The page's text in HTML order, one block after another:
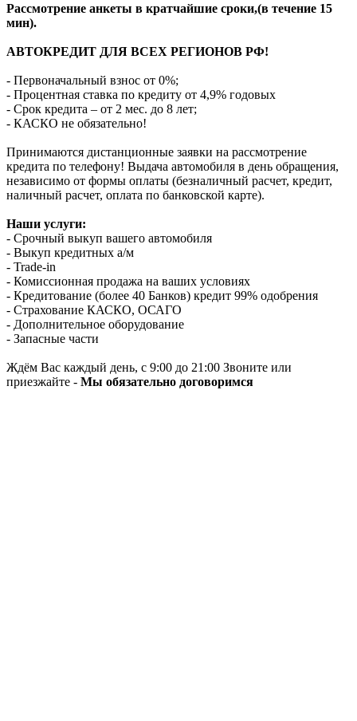
Рассмотрение анкеты в кратчайшие сроки,(в течение 15
мин).
АВТОКРЕДИТ ДЛЯ ВСЕХ РЕГИОНОВ РФ!
- Первоначальный взнос от 0%;
- Процентная ставка по кредиту от 4,9% годовых
- Срок кредита – от 2 мес. до 8 лет;
- КАСКО не обязательно!
Принимаются дистанционные заявки на рассмотрение
кредита по телефону! Выдача автомобиля в день обращения,
независимо от формы оплаты (безналичный расчет, кредит,
наличный расчет, оплата по банковской карте).
Наши услуги:
- Срочный выкуп вашего автомобиля
- Выкуп кредитных а/м
- Trade-in
- Комиссионная продажа на ваших условиях
- Кредитование (более 40 Банков) кредит 99% одобрения
- Страхование КАСКО, ОСАГО
- Дополнительное оборудование
- Запасные части
Ждём Вас каждый день, с 9:00 до 21:00 Звоните или
приезжайте - Мы обязательно договоримся